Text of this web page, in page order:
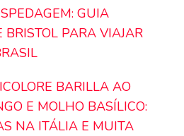
GUIA
BRISTOL PARA VIAJAR
BARILLA AO
E MOLHO BASÍLICO:
NA ITÁLIA E MUITA